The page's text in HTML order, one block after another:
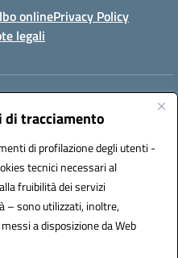
tracciamento
di profilazione degli utenti -
tecnici necessari al
fruibilità dei servizi
– sono utilizzati, inoltre,
a disposizione da Web
onlinePrivacy Policy
legali
SANTA (TP)